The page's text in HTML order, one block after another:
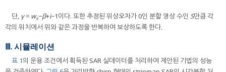
단, γ= ws−β+i−1이다. 또한 추정된 위상오차가 0인 분할 영상 수인 S만큼 각
각의 위치에서 위와 같은 과정을 반복하여 보상하도록 한다.
Ⅲ. 시뮬레이션
표 1의 운용 조건에서 획득된 SAR 실데이터를 처리하여 제안된 기법의 성능